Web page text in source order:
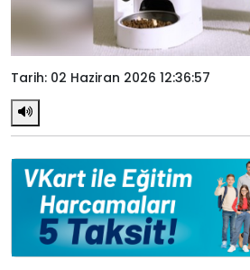
Tarih: 02 Haziran 2026 12:36:57